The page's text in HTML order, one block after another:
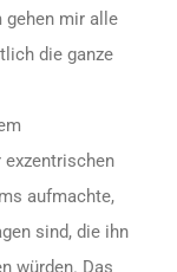
gehen mir alle
die ganze
exzentrischen
aufmachte,
sind, die ihn
würden. Das